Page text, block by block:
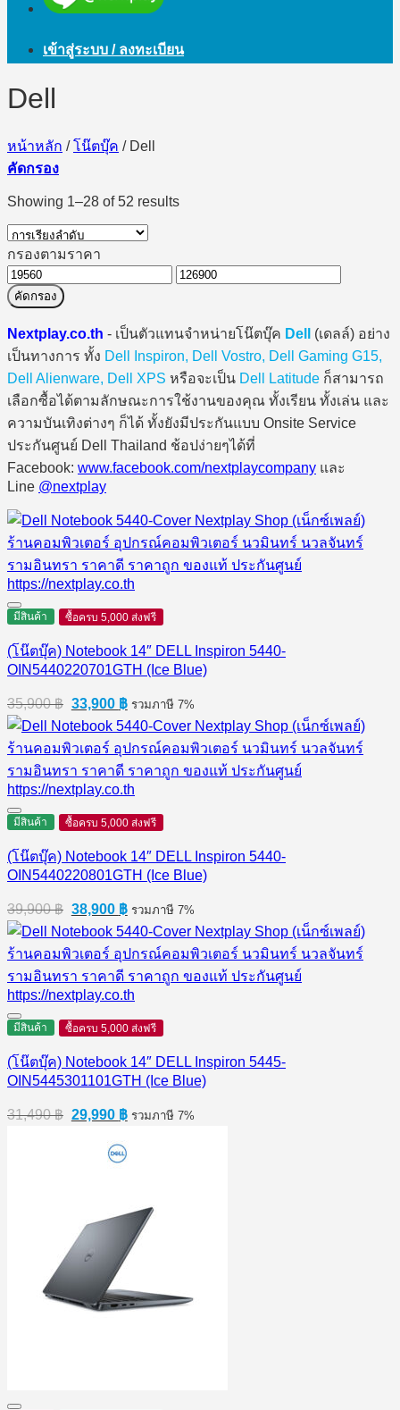
เข้าสู่ระบบ / ลงทะเบียน
Dell
หน้าหลัก / โน๊ตบุ๊ค /Dell
คัดกรอง
Showing 1–28 of 52 results
กรองตามราคา
ราคา
ต่ำ
ราคา
คัดกรอง
Nextplay.co.th - เป็นตัวแทนจำหน่ายโน๊ตบุ๊ค Dell
(เดลล์) อย่าง
เป็นทางการ ทั้ง Dell Inspiron, Dell Vostro, Dell Gaming G15,
Dell Alienware, Dell XPS หรือจะเป็น Dell Latitude ก็สามารถ
เลือกซื้อได้ตามลักษณะการใช้งานของคุณ ทั้งเรียน ทั้งเล่น และ
ความบันเทิงต่างๆ ก็ได้ ทั้งยังมีประกันแบบ Onsite Service
ประกันศูนย์ Dell Thailand ช้อปง่ายๆได้ที่
Facebook: www.facebook.com/nextplaycompany และ
Line @nextplay
มีสินค้า ซื้อครบ 5,000 ส่งฟรี
(โน๊ตบุ๊ค) Notebook 14″ DELL Inspiron 5440-
OIN5440220701GTH (Ice Blue)
35,900฿ Original
price
was:
35,900 ฿.
33,900 ฿Current
price
is:
33,900 ฿.
รวมภาษี 7%
มีสินค้า ซื้อครบ 5,000 ส่งฟรี
(โน๊ตบุ๊ค) Notebook 14″ DELL Inspiron 5440-
OIN5440220801GTH (Ice Blue)
39,900฿ Original
price
was:
39,900 ฿.
38,900 ฿Current
price
is:
38,900 ฿.
รวมภาษี 7%
มีสินค้า ซื้อครบ 5,000 ส่งฟรี
(โน๊ตบุ๊ค) Notebook 14″ DELL Inspiron 5445-
OIN5445301101GTH (Ice Blue)
31,490฿ Original
price
31,490 ฿.
29,990 ฿Current
price
29,990 ฿.
รวมภาษี 7%